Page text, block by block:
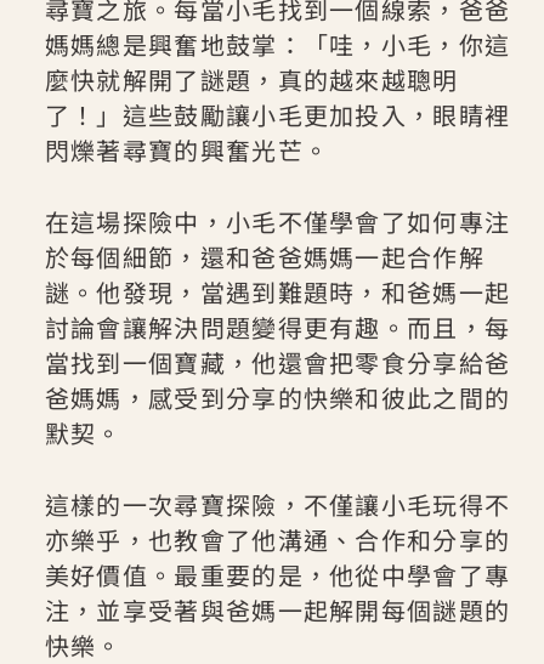
尋寶之旅。每當小毛找到一個線索，爸爸
媽媽總是興奮地鼓掌：「哇，小毛，你這
麼快就解開了謎題，真的越來越聰明
了！」這些鼓勵讓小毛更加投入，眼睛裡
閃爍著尋寶的興奮光芒。
在這場探險中，小毛不僅學會了如何專注
於每個細節，還和爸爸媽媽一起合作解
謎。他發現，當遇到難題時，和爸媽一起
討論會讓解決問題變得更有趣。而且，每
當找到一個寶藏，他還會把零食分享給爸
爸媽媽，感受到分享的快樂和彼此之間的
默契。
這樣的一次尋寶探險，不僅讓小毛玩得不
亦樂乎，也教會了他溝通、合作和分享的
美好價值。最重要的是，他從中學會了專
注，並享受著與爸媽一起解開每個謎題的
快樂。